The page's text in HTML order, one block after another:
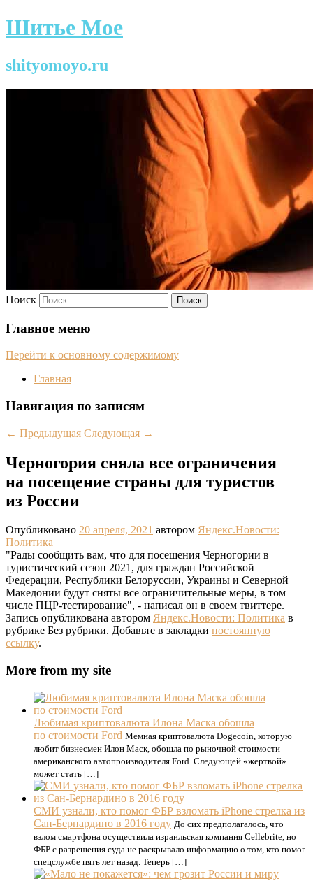
Шитье Мое
shityomoyo.ru
Поиск
Главное меню
Перейти к основному содержимому
Главная
Навигация по записям
← Предыдущая Следующая →
Черногория сняла все ограничения
на посещение страны для туристов
из России
Опубликовано 20 апреля, 2021 автором Яндекс.Новости:
Политика
"Рады сообщить вам, что для посещения Черногории в
туристический сезон 2021, для граждан Российской
Федерации, Республики Белоруссии, Украины и Северной
Македонии будут сняты все ограничительные меры, в том
числе ПЦР-тестирование", - написал он в своем твиттере.
Запись опубликована автором Яндекс.Новости: Политика в
рубрике Без рубрики. Добавьте в закладки постоянную
ссылку.
More from my site
Любимая криптовалюта Илона Маска обошла
по стоимости Ford Мемная криптовалюта Dogecoin, которую
любит бизнесмен Илон Маск, обошла по рыночной стоимости
американского автопроизводителя Ford. Следующей «жертвой»
может стать […]
СМИ узнали, кто помог ФБР взломать iPhone стрелка из
Сан-Бернардино в 2016 году До сих предполагалось, что
взлом смартфона осуществила израильская компания Cellebrite, но
ФБР с разрешения суда не раскрывало информацию о том, кто помог
спецслужбе пять лет назад. Теперь […]